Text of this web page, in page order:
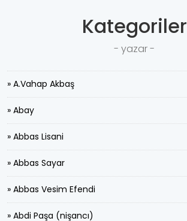
Kategoriler
- yazar -
» A.Vahap Akbaş
» Abay
» Abbas Lisani
» Abbas Sayar
» Abbas Vesim Efendi
» Abdi Paşa (nişancı)